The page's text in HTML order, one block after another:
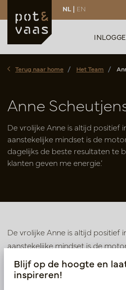
NL | EN
Terug naar home Het Team
Anne
De vrolijke Anne is altijd positief
aanstekelijke mindset is de
dagelijks de beste resultaten te
klanten geven me energie.’
De vrolijke Anne is altijd positief
aanstekelijke mindset is de
dagelijks de beste resultaten te
klanten geven me energie.’
Blijf op de hoogte en
inspireren!